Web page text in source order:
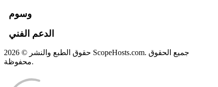
وسوم
الدعم الفني
حقوق الطبع والنشر © 2026 ScopeHosts.com. جميع الحقوق
محفوظة.